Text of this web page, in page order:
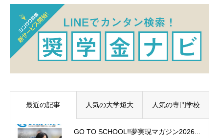
最近の記事 人気の大学短大 人気の専門学校
GO TO SCHOOL!!夢実現マガジン2026...